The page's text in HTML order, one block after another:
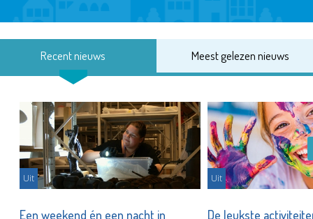
Recent nieuws Meest gelezen nieuws
Uit
Een weekend én een nacht in
Uit
De leukste